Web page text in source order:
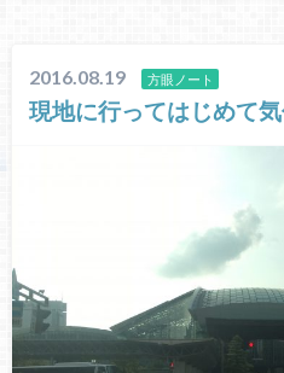
2016.08.19 方眼ノート
現地に行ってはじめて